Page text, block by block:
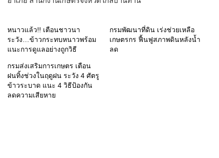
หนาวแล้ว!! เตือนชาวนา
ระวัง…ข้าวกระทบหนาวพร้อม
แนะการดูแลอย่างถูกวิธี
กรมพัฒนาที่ดิน เร่งช่วยเหลือ
เกษตรกร ฟื้นฟูสภาพดินหลังน้ำ
ลด
กรมส่งเสริมการเกษตร เตือน
ฝนทิ้งช่วงในฤดูฝน ระวัง 4 ศัตรู
ข้าวระบาด แนะ 4 วิธีป้องกัน
ลดความเสียหาย